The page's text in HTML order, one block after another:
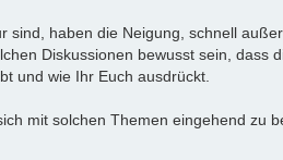
haben die Neigung, schnell
Diskussionen bewusst sein, dass
und wie Ihr Euch ausdrückt.
mit solchen Themen eingehend zu